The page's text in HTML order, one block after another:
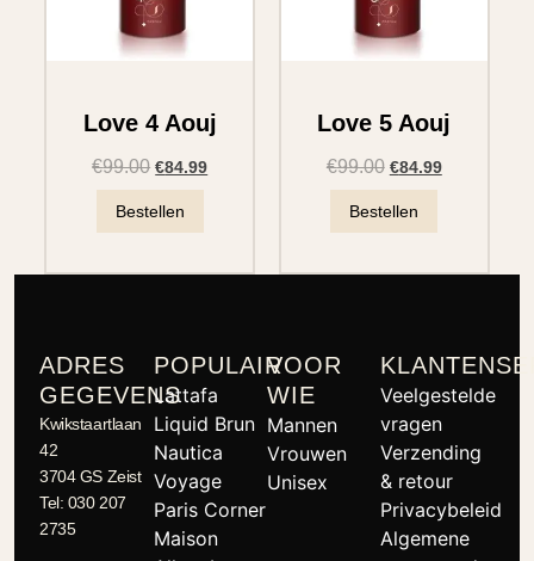
Love 4 Aouj
€99.00 €84.99
Bestellen
Love 5 Aouj
€99.00 €84.99
Bestellen
ADRES
GEGEVENS
Kwikstaartlaan
42
3704 GS Zeist
Tel: 030 207
2735
POPULAIR
Lattafa
Liquid Brun
Nautica
Voyage
Paris Corner
Maison
VOOR
WIE
Mannen
Vrouwen
Unisex
Veelgestelde
vragen
Verzending
& retour
Privacybeleid
Algemene